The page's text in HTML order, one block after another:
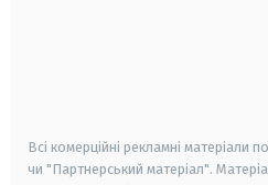
Всі комерційні рекламні матеріали
чи "Партнерський матеріал".